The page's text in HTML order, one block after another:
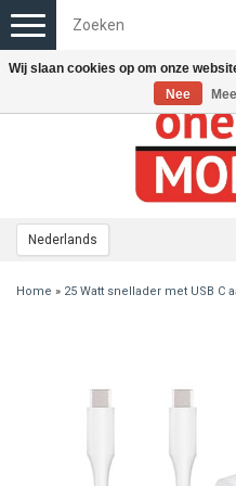
Nederlands
Toggle
navigation
Home » 25 Watt snellader met USB C
Wij slaan cookies op om onze
Nee